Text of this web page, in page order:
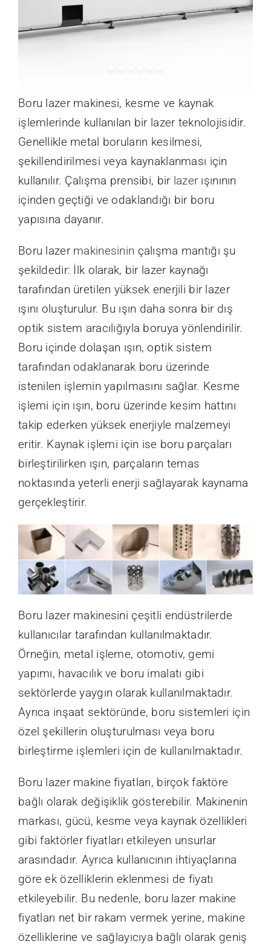
Boru lazer makinesi, kesme ve kaynak
işlemlerinde kullanılan bir lazer teknolojisidir.
Genellikle metal boruların kesilmesi,
şekillendirilmesi veya kaynaklanması için
kullanılır. Çalışma prensibi, bir lazer ışınının
içinden geçtiği ve odaklandığı bir boru
yapısına dayanır.
Boru lazer makinesinin çalışma mantığı şu
şekildedir: İlk olarak, bir lazer kaynağı
tarafından üretilen yüksek enerjili bir lazer
ışını oluşturulur. Bu ışın daha sonra bir dış
optik sistem aracılığıyla boruya yönlendirilir.
Boru içinde dolaşan ışın, optik sistem
tarafından odaklanarak boru üzerinde
istenilen işlemin yapılmasını sağlar. Kesme
işlemi için ışın, boru üzerinde kesim hattını
takip ederken yüksek enerjiyle malzemeyi
eritir. Kaynak işlemi için ise boru parçaları
birleştirilirken ışın, parçaların temas
noktasında yeterli enerji sağlayarak kaynama
gerçekleştirir.
Boru lazer makinesini çeşitli endüstrilerde
kullanıcılar tarafından kullanılmaktadır.
Örneğin, metal işleme, otomotiv, gemi
yapımı, havacılık ve boru imalatı gibi
sektörlerde yaygın olarak kullanılmaktadır.
Ayrıca inşaat sektöründe, boru sistemleri için
özel şekillerin oluşturulması veya boru
birleştirme işlemleri için de kullanılmaktadır.
Boru lazer makine fiyatları, birçok faktöre
bağlı olarak değişiklik gösterebilir. Makinenin
markası, gücü, kesme veya kaynak özellikleri
gibi faktörler fiyatları etkileyen unsurlar
arasındadır. Ayrıca kullanıcının ihtiyaçlarına
göre ek özelliklerin eklenmesi de fiyatı
etkileyebilir. Bu nedenle, boru lazer makine
fiyatları net bir rakam vermek yerine, makine
özelliklerine ve sağlayıcıya bağlı olarak geniş